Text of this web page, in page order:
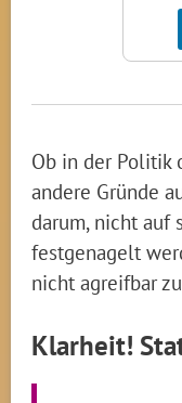
Ob in der Politik
andere Gründe
darum, nicht auf
festgenagelt
nicht agreifbar
Klarheit!